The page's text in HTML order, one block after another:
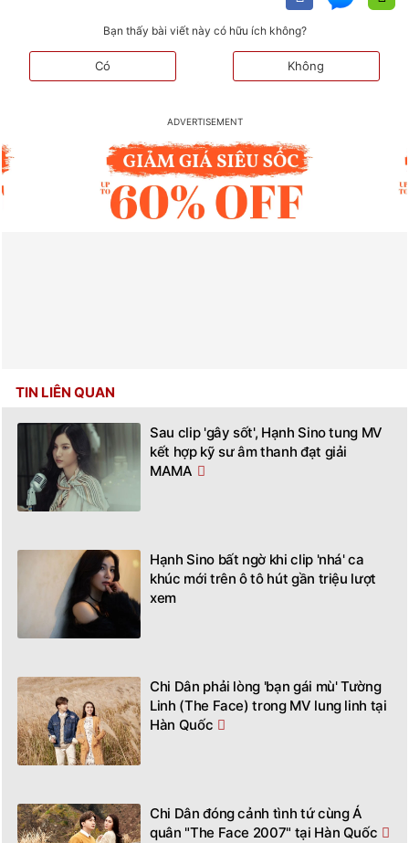
Bạn thấy bài viết này có hữu ích không?
Có Không
TIN LIÊN QUAN
Sau clip 'gây sốt', Hạnh Sino tung MV
kết hợp kỹ sư âm thanh đạt giải
MAMA
Hạnh Sino bất ngờ khi clip 'nhá' ca
khúc mới trên ô tô hút gần triệu lượt
xem
Chi Dân phải lòng 'bạn gái mù' Tường
Linh (The Face) trong MV lung linh tại
Hàn Quốc
Chi Dân đóng cảnh tình tứ cùng Á
quân "The Face 2007" tại Hàn Quốc